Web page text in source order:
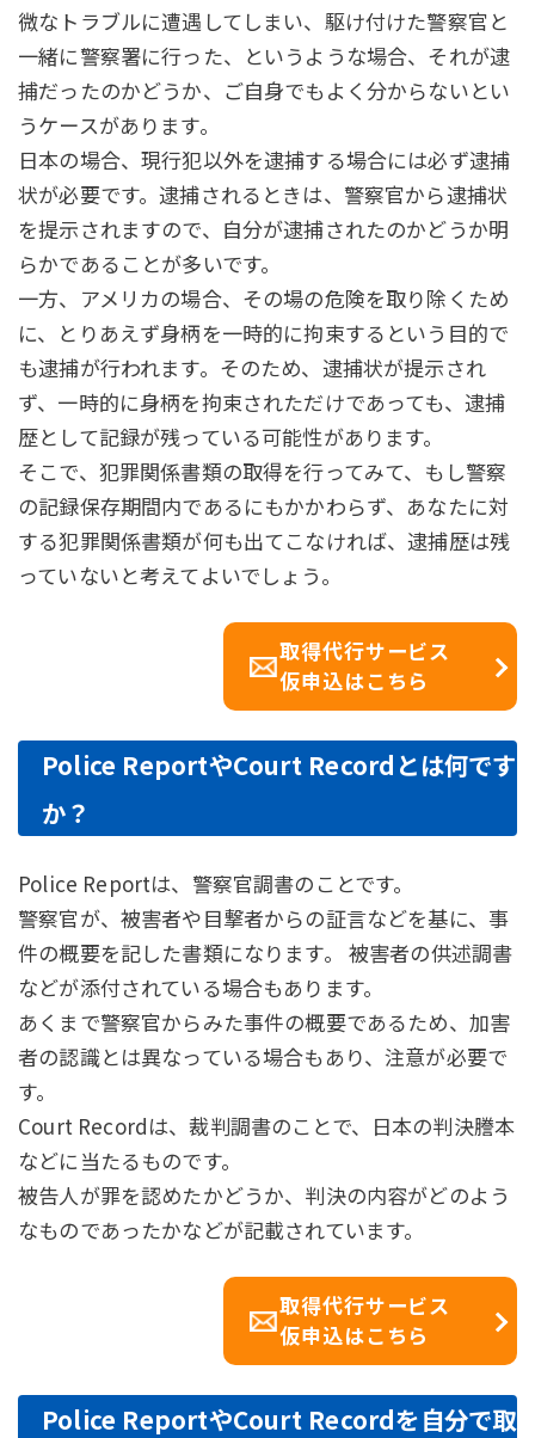
微なトラブルに遭遇してしまい、駆け付けた警察官と
一緒に警察署に行った、というような場合、それが逮
捕だったのかどうか、ご自身でもよく分からないとい
うケースがあります。
日本の場合、現行犯以外を逮捕する場合には必ず逮捕
状が必要です。逮捕されるときは、警察官から逮捕状
を提示されますので、自分が逮捕されたのかどうか明
らかであることが多いです。
一方、アメリカの場合、その場の危険を取り除くため
に、とりあえず身柄を一時的に拘束するという目的で
も逮捕が行われます。そのため、逮捕状が提示され
ず、一時的に身柄を拘束されただけであっても、逮捕
歴として記録が残っている可能性があります。
そこで、犯罪関係書類の取得を行ってみて、もし警察
の記録保存期間内であるにもかかわらず、あなたに対
する犯罪関係書類が何も出てこなければ、逮捕歴は残
っていないと考えてよいでしょう。
取得代行サービス
仮申込はこちら
Police ReportやCourt Recordとは何です
か？
Police Reportは、警察官調書のことです。
警察官が、被害者や目撃者からの証言などを基に、事
件の概要を記した書類になります。 被害者の供述調書
などが添付されている場合もあります。
あくまで警察官からみた事件の概要であるため、加害
者の認識とは異なっている場合もあり、注意が必要で
す。
Court Recordは、裁判調書のことで、日本の判決謄本
などに当たるものです。
被告人が罪を認めたかどうか、判決の内容がどのよう
なものであったかなどが記載されています。
取得代行サービス
仮申込はこちら
Police ReportやCourt Recordを自分で取